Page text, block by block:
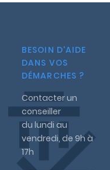
BESOIN D'AIDE
DANS VOS
DÉMARCHES ?
Contacter un
conseiller
du lundi au
vendredi, de 9h à
17h